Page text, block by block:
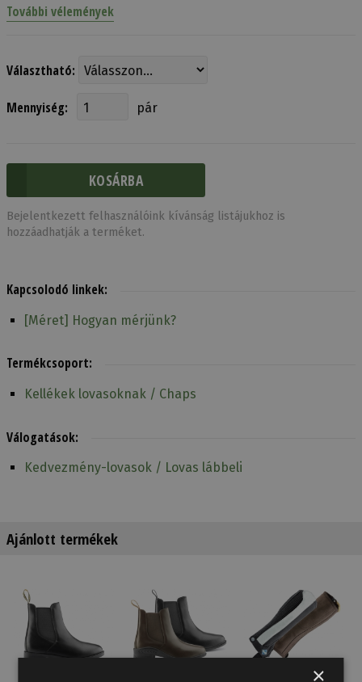
További vélemények
Választható:
Mennyiség: pár
Bejelentkezett felhasználóink kívánság listájukhoz is
hozzáadhatják a terméket.
Kapcsolodó linkek:
[Méret] Hogyan mérjünk?
Termékcsoport:
Kellékek lovasoknak / Chaps
Válogatások:
Kedvezmény-lovasok / Lovas lábbeli
Ajánlott termékek
×